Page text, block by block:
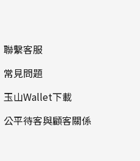
聯繫客服
常見問題
玉山Wallet下載
公平待客與顧客關係